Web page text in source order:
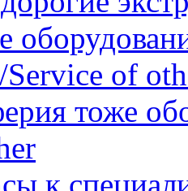
Service of
тоже